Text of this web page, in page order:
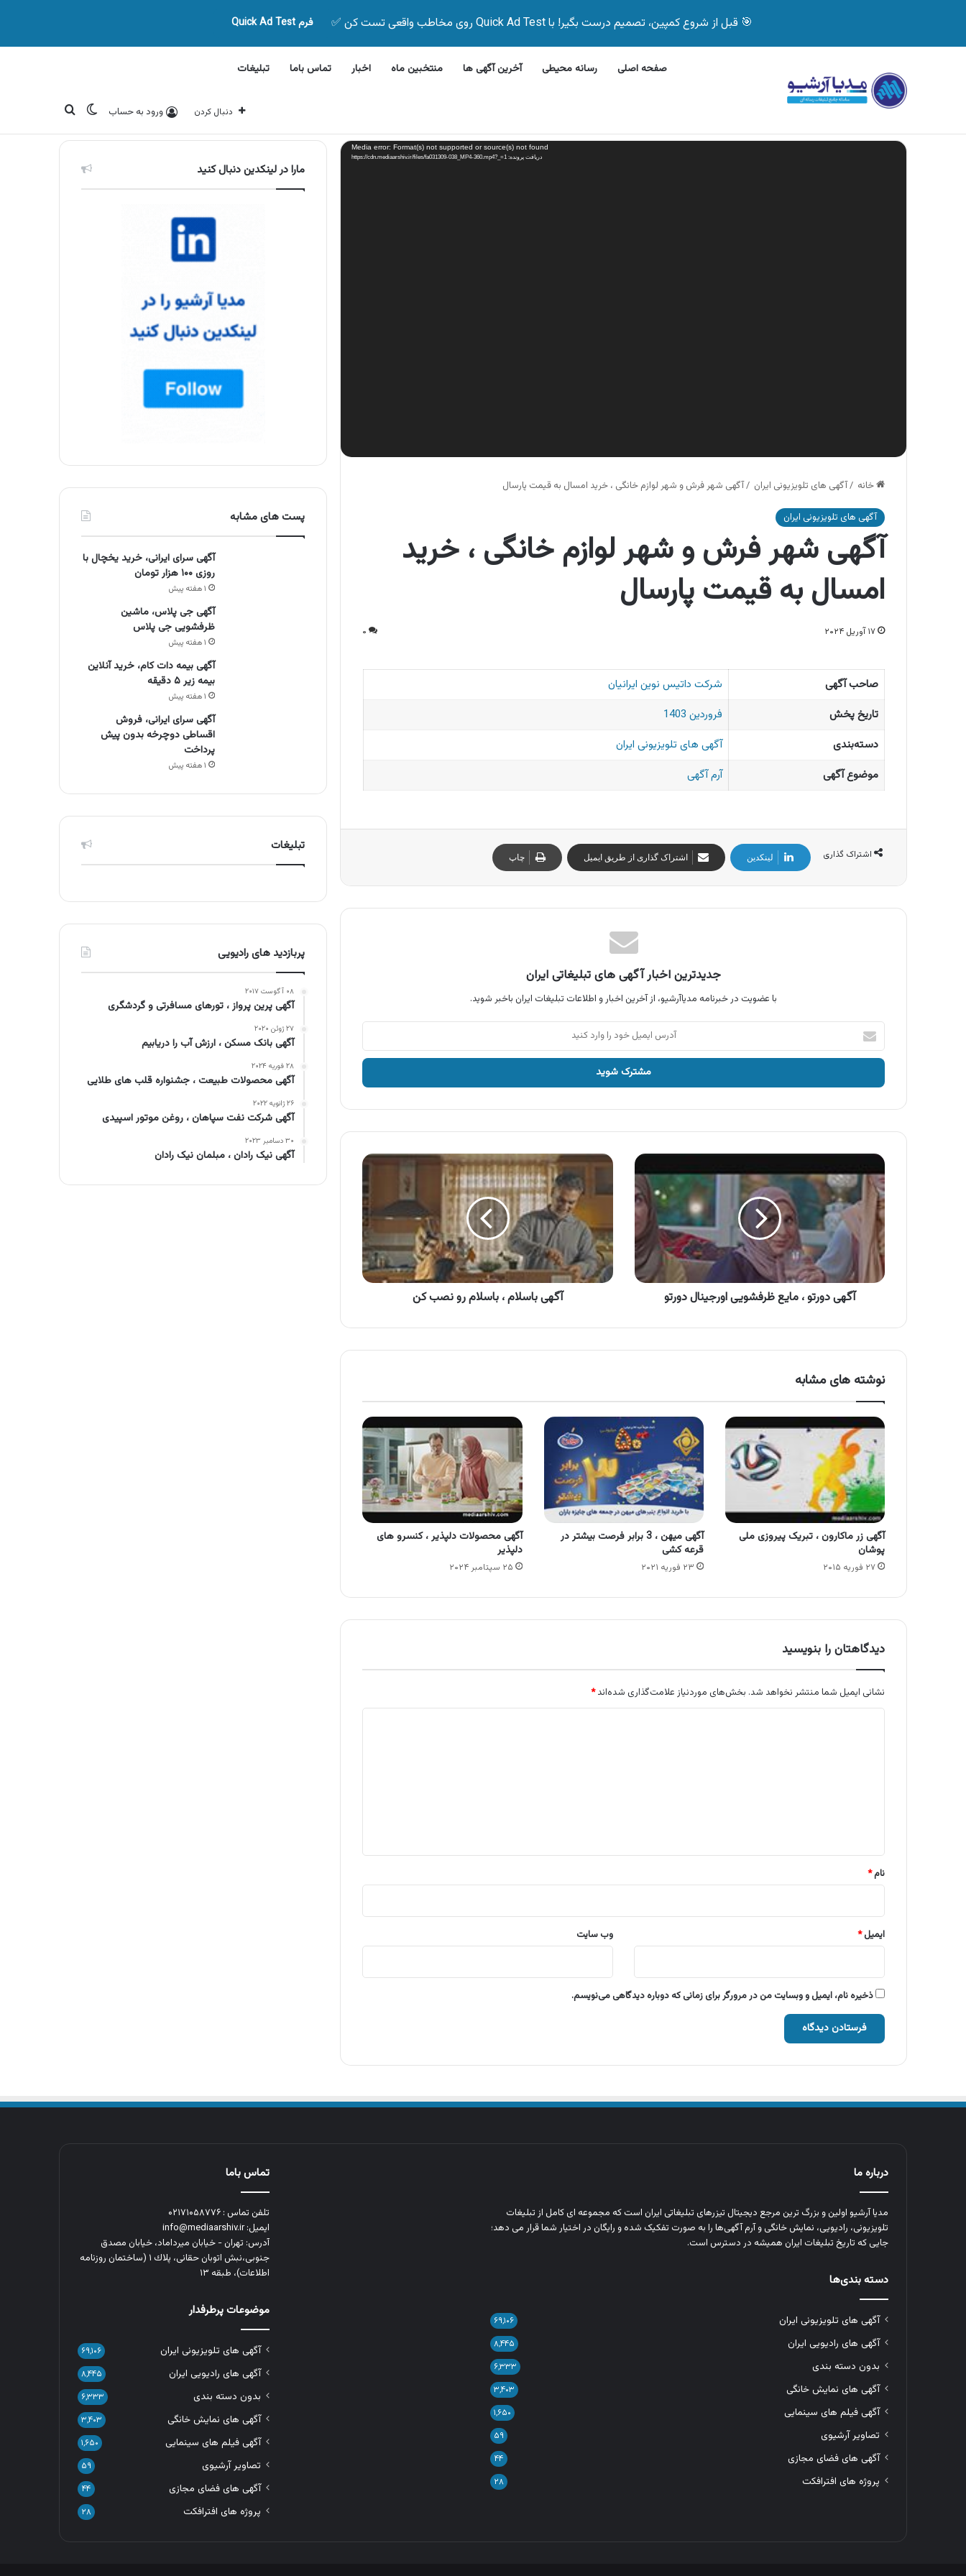
🎯 قبل از شروع کمپین، تصمیم درست بگیر! با Quick Ad Test روی مخاطب واقعی تست کن ✅ فرم Quick Ad Test
صفحه اصلی رسانه محیطی آخرین آگهی ها منتخبین ماه اخبار تماس باما تبلیغات
دنبال کردن ورود به حساب تغییر پوسته
جستجو برای چهارشنبه, 5 آگوست 2026 آگهی های تازه
نمایشگر
ویدیو Media error: Format(s) not supported or source(s) not found
دریافت پرونده: https://cdn.mediaarshiv.ir/files/fa031309-038_MP4-360.mp4?_=1
خانه /آگهی های تلویزیونی ایران /آگهی شهر فرش و شهر لوازم خانگی ، خرید امسال به قیمت پارسال
آگهی های تلویزیونی ایران
آگهی شهر فرش و شهر لوازم خانگی ، خرید
امسال به قیمت پارسال
۱۷ آوریل ۲۰۲۴ ۰
صاحب آگهی
شرکت داتیس نوین ایرانیان
تاریخ پخش
فروردین 1403
دسته‌بندی
آگهی های تلویزیونی ایران
موضوع آگهی
آرم آگهی
اشتراک گذاری لینکدین اشتراک گذاری از طریق ایمیل چاپ
جدیدترین اخبار آگهی های تبلیغاتی ایران
با عضویت در خبرنامه مدیاآرشیو، از آخرین اخبار و اطلاعات تبلیغات ایران باخبر شوید.
آدرس
ایمیل
خود
وارد
آگهی
دورتو
،
مایع
ظرفشویی
اورجینال
دورتو
آگهی دورتو ، مایع ظرفشویی اورجینال دورتو
آگهی
،
نصب
کن
آگهی باسلام ، باسلام رو نصب کن
نوشته های مشابه
آگهی زر ماکارون ، تبریک پیروزی ملی
پوشان
۲۷ فوریه ۲۰۱۵
آگهی میهن ، 3 برابر فرصت بیشتر در
قرعه کشی
۲۳ فوریه ۲۰۲۱
آگهی محصولات دلپذیر ، کنسرو های
دلپذیر
۲۵ سپتامبر ۲۰۲۴
دیدگاهتان را بنویسید
نشانی ایمیل شما منتشر نخواهد شد. بخش‌های موردنیاز علامت‌گذاری شده‌اند*
نام*
ایمیل* وب‌ سایت
ذخیره نام، ایمیل و وبسایت من در مرورگر برای زمانی که دوباره دیدگاهی می‌نویسم.
مارا در لینکدین دنبال کنید
پست های مشابه
آگهی سرای ایرانی، خرید یخچال با
روزی ۱۰۰ هزار تومان
۱ هفته پیش
آگهی جی پلاس، ماشین
ظرفشویی جی پلاس
۱ هفته پیش
آگهی بیمه دات کام، خرید آنلاین
بیمه زیر ۵ دقیقه
۱ هفته پیش
آگهی سرای ایرانی، فروش
اقساطی دوچرخه بدون پیش
پرداخت
۱ هفته پیش
تبلیغات
پربازدید های رادیویی
۰۸ آگوست ۲۰۱۷
آگهی پرین پرواز ، تورهای مسافرتی و گردشگری
۲۷ ژوئن ۲۰۲۰
آگهی بانک مسکن ، ارزش آب را دریابیم
۲۸ فوریه ۲۰۲۴
آگهی محصولات طبیعت ، جشنواره قلب های طلایی
۲۶ ژانویه ۲۰۲۲
آگهی شرکت نفت سپاهان ، روغن موتور اسپیدی
۳۰ دسامبر ۲۰۲۳
آگهی نیک رادان ، مبلمان نیک رادان
درباره ما
مدیا آرشیو اولین و بزرگ‌ ترین مرجع دیجیتال تیزرهای تبلیغاتی ایران است که مجموعه‌ ای کامل از تبلیغات
تلویزیونی، رادیویی، نمایش خانگی و آرم‌ آگهی‌ها را به‌ صورت تفکیک‌ شده و رایگان در اختیار شما قرار می‌ دهد؛
جایی که تاریخ تبلیغات ایران همیشه در دسترس است.
دسته بندی‌ها
آگهی های تلویزیونی ایران ۶۹,۱۰۶
آگهی های رادیویی ایران ۸,۴۴۵
بدون دسته بندی ۶,۳۳۳
آگهی های نمایش خانگی ۳,۴۰۳
آگهی فیلم های سینمایی ۱,۶۵۰
تصاویر آرشیوی ۵۹
آگهی های فضای مجازی ۴۴
پروژه های افترافکت ۲۸
تماس باما
تلفن تماس : ۰۲۱۷۱۰۵۸۷۷۶
ایمیل: info@mediaarshiv.ir
آدرس: تهران - خیابان میرداماد، خیابان مصدق
جنوبی،نبش اتوبان حقانی، پلاك ١ (ساختمان روزنامه
اطلاعات)، طبقه ۱۳
موضوعات پرطرفدار
آگهی های تلویزیونی ایران ۶۹,۱۰۶
آگهی های رادیویی ایران ۸,۴۴۵
بدون دسته بندی ۶,۳۳۳
آگهی های نمایش خانگی ۳,۴۰۳
آگهی فیلم های سینمایی ۱,۶۵۰
تصاویر آرشیوی ۵۹
آگهی های فضای مجازی ۴۴
پروژه های افترافکت ۲۸